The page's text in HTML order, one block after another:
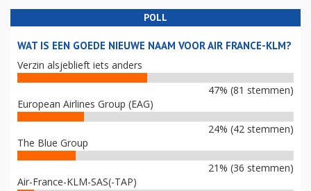
POLL
WAT IS EEN GOEDE NIEUWE NAAM VOOR AIR FRANCE-KLM?
Verzin alsjeblieft iets anders
47% (81 stemmen)
European Airlines Group (EAG)
24% (42 stemmen)
The Blue Group
21% (36 stemmen)
Air-France-KLM-SAS(-TAP)